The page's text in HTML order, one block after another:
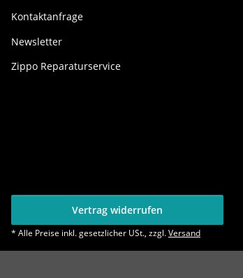
Kontaktanfrage
Newsletter
Zippo Reparaturservice
Vertrag widerrufen
* Alle Preise inkl. gesetzlicher USt., zzgl.Versand